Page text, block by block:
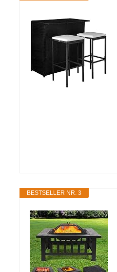
BESTSELLER NR. 3